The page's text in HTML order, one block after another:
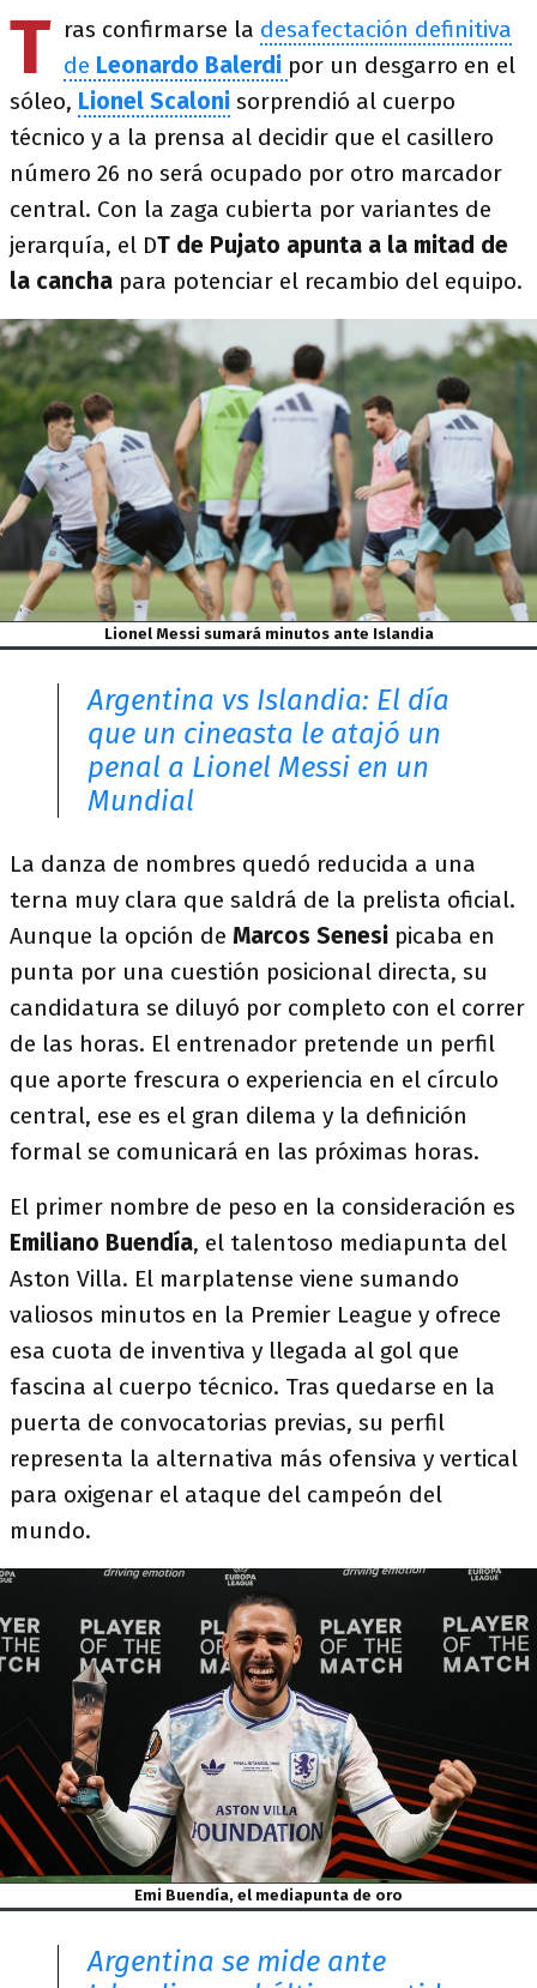
T ras confirmarse la desafectación definitiva
de Leonardo Balerdi por un desgarro en el
sóleo, Lionel Scaloni sorprendió al cuerpo
técnico y a la prensa al decidir que el casillero
número 26 no será ocupado por otro marcador
central. Con la zaga cubierta por variantes de
jerarquía, el DT de Pujato apunta a la mitad de
la cancha para potenciar el recambio del equipo.
Lionel Messi sumará minutos ante Islandia
Argentina vs Islandia: El día
que un cineasta le atajó un
penal a Lionel Messi en un
Mundial
La danza de nombres quedó reducida a una
terna muy clara que saldrá de la prelista oficial.
Aunque la opción de Marcos Senesi picaba en
punta por una cuestión posicional directa, su
candidatura se diluyó por completo con el correr
de las horas. El entrenador pretende un perfil
que aporte frescura o experiencia en el círculo
central, ese es el gran dilema y la definición
formal se comunicará en las próximas horas.
El primer nombre de peso en la consideración es
Emiliano Buendía, el talentoso mediapunta del
Aston Villa. El marplatense viene sumando
valiosos minutos en la Premier League y ofrece
esa cuota de inventiva y llegada al gol que
fascina al cuerpo técnico. Tras quedarse en la
puerta de convocatorias previas, su perfil
representa la alternativa más ofensiva y vertical
para oxigenar el ataque del campeón del
mundo.
Emi Buendía, el mediapunta de oro
Argentina se mide ante